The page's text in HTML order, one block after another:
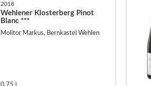
2018
Wehlener Klosterberg Pinot
Blanc ***
Molitor Markus, Bernkastel Wehlen
0,75 l